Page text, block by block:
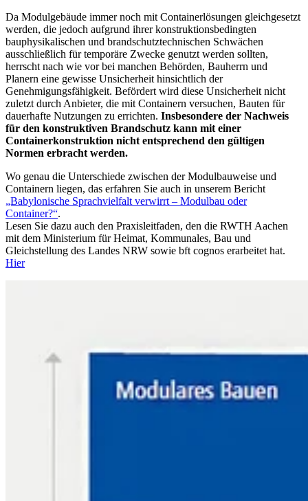
Da Modulgebäude immer noch mit Containerlösungen gleichgesetzt
werden, die jedoch aufgrund ihrer konstruktionsbedingten
bauphysikalischen und brandschutztechnischen Schwächen
ausschließlich für temporäre Zwecke genutzt werden sollten,
herrscht nach wie vor bei manchen Behörden, Bauherrn und
Planern eine gewisse Unsicherheit hinsichtlich der
Genehmigungsfähigkeit. Befördert wird diese Unsicherheit nicht
zuletzt durch Anbieter, die mit Containern versuchen, Bauten für
dauerhafte Nutzungen zu errichten. Insbesondere der Nachweis
für den konstruktiven Brandschutz kann mit einer
Containerkonstruktion nicht entsprechend den gültigen
Normen erbracht werden.
Wo genau die Unterschiede zwischen der Modulbauweise und
Containern liegen, das erfahren Sie auch in unserem Bericht
„Babylonische Sprachvielfalt verwirrt – Modulbau oder
Container?“.
Lesen Sie dazu auch den Praxisleitfaden, den die RWTH Aachen
mit dem Ministerium für Heimat, Kommunales, Bau und
Gleichstellung des Landes NRW sowie bft cognos erarbeitet hat.
Hier